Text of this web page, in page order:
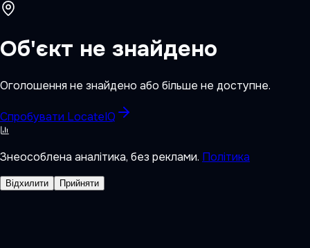
Об'єкт не знайдено
Оголошення не знайдено або більше не доступне.
Спробувати LocateIQ
Знеособлена аналітика, без реклами. Політика
Відхилити Прийняти